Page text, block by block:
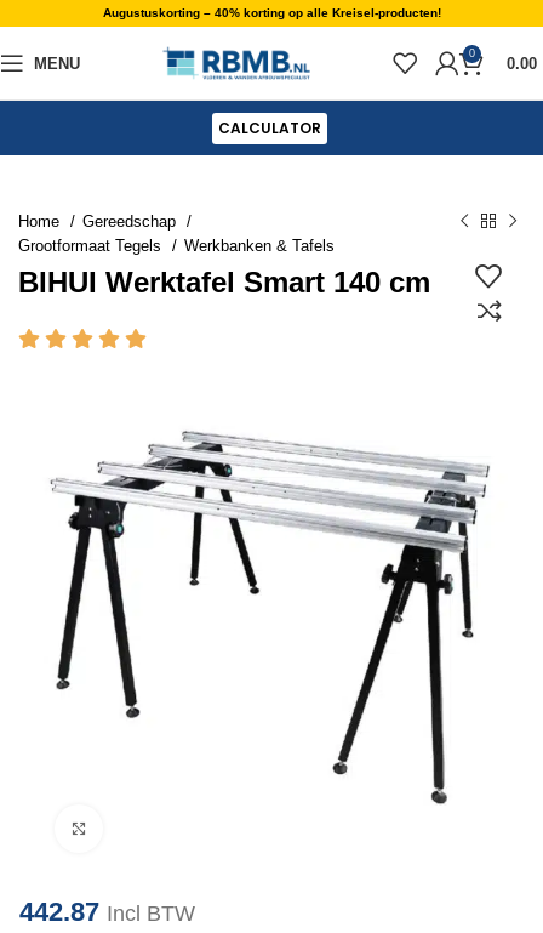
Augustuskorting – 40% korting op alle Kreisel-producten!
MENU
0
0.00
CALCULATOR
Home
Gereedschap
Grootformaat Tegels
Werkbanken & Tafels
BIHUI Werktafel Smart 140 cm
442.87 Incl BTW